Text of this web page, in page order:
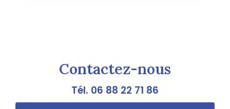
Contactez-nous
Tél. 06 88 22 71 86